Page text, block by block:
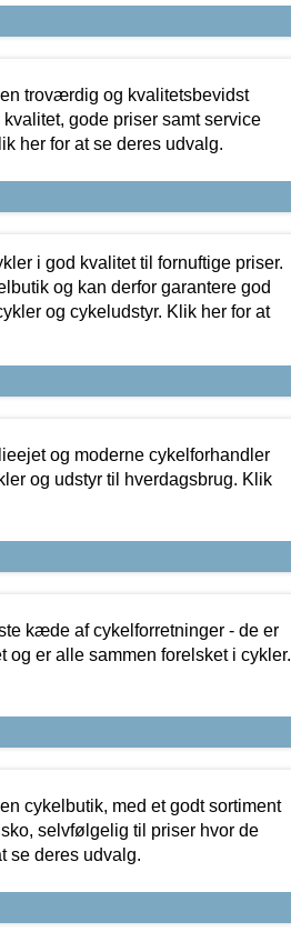
troværdig og kvalitetsbevidst
gode priser samt service
her for at se deres udvalg.
i god kvalitet til fornuftige priser.
og kan derfor garantere god
og cykeludstyr. Klik her for at
og moderne cykelforhandler
og udstyr til hverdagsbrug. Klik
kæde af cykelforretninger - de er
og er alle sammen forelsket i cykler.
cykelbutik, med et godt sortiment
selvfølgelig til priser hvor de
se deres udvalg.